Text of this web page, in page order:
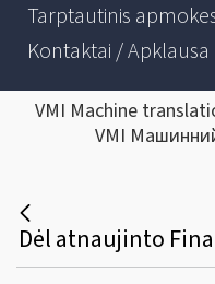
Tarptautinis
Kontaktai / Apklausa
VMI Machine
VMI